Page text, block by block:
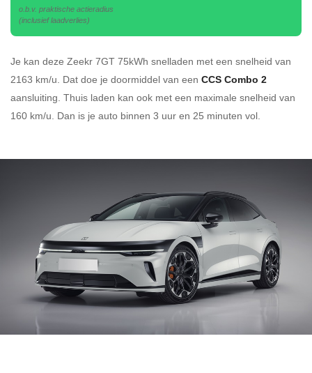
o.b.v. praktische actieradius
(inclusief laadverlies)
Je kan deze Zeekr 7GT 75kWh snelladen met een snelheid van
2163 km/u. Dat doe je doormiddel van een CCS Combo 2
aansluiting. Thuis laden kan ook met een maximale snelheid van
160 km/u. Dan is je auto binnen 3 uur en 25 minuten vol.